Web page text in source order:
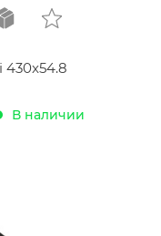
430x54.8
В наличии